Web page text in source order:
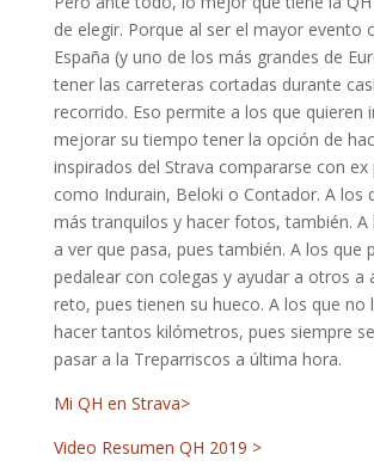
de elegir. Porque al ser el mayor evento
España (y uno de los más grandes de
tener las carreteras cortadas durante
recorrido. Eso permite a los que quieren
mejorar su tiempo tener la opción de
inspirados del Strava compararse con
como Indurain, Beloki o Contador. A los
más tranquilos y hacer fotos, también. A
a ver que pasa, pues también. A los que
pedalear con colegas y ayudar a otros a
reto, pues tienen su hueco. A los que no
hacer tantos kilómetros, pues siempre
pasar a la Treparriscos a última hora.
Mi QH en Strava>
Video Resumen QH 2019 >